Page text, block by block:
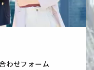
わせフォーム